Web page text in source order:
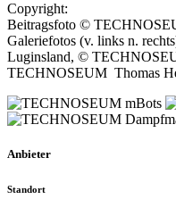
Copyright:
Beitragsfoto ©
Galeriefotos (v. links n.
Luginsland, ©
TECHNOSEUM Thomas
Anbieter
Standort